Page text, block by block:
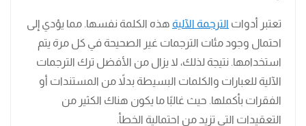
تعتبر أدوات الترجمة الآلية هذه الكلمة نفسها. مما يؤدي إلى
احتمال وجود مئات الترجمات غير الصحيحة في كل مرة يتم
استخدامها. نتيجة لذلك، لا يزال من الأفضل ترك الترجمات
الآلية للعبارات والكلمات البسيطة بدلاً من المستندات أو
الفقرات بأكملها. حيث غالبًا ما يكون هناك الكثير من
التعقيدات التي تزيد من احتمالية الخطأ.